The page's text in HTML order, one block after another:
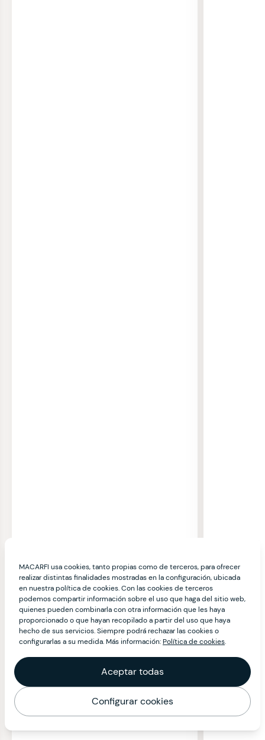
MACARFI usa cookies, tanto propias como de terceros, para ofrecer
realizar distintas finalidades mostradas en la configuración, ubicada
en nuestra política de cookies. Con las cookies de terceros
podemos compartir información sobre el uso que haga del sitio web,
quienes pueden combinarla con otra información que les haya
proporcionado o que hayan recopilado a partir del uso que haya
hecho de sus servicios. Siempre podrá rechazar las cookies o
configurarlas a su medida. Más información:Política de cookies.
Aceptar todas
Configurar cookies